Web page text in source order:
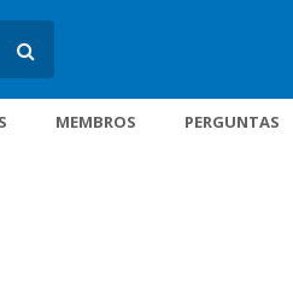
MEMBROS PERGUNTAS